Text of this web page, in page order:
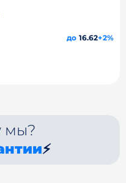
до 16.62+2%
мы?
⚡